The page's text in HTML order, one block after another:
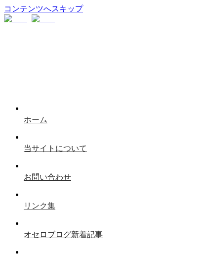
コンテンツへスキップ
ホーム
当サイトについて
お問い合わせ
リンク集
オセロブログ新着記事